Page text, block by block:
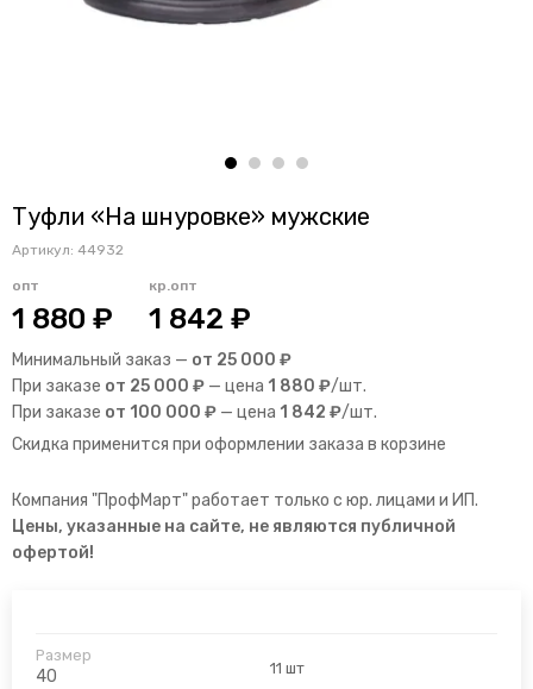
Туфли «На шнуровке» мужские
Артикул: 44932
опт
1 880 ₽
кр.опт
1 842 ₽
Минимальный заказ — от 25 000 ₽
При заказе от 25 000 ₽ — цена 1 880 ₽/шт.
При заказе от 100 000 ₽ — цена 1 842 ₽/шт.
Скидка применится при оформлении заказа в корзине
Компания "ПрофМарт" работает только с юр. лицами и ИП.
Цены, указанные на сайте, не являются публичной
офертой!
40 11 шт